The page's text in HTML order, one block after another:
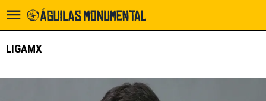
LIGAMX